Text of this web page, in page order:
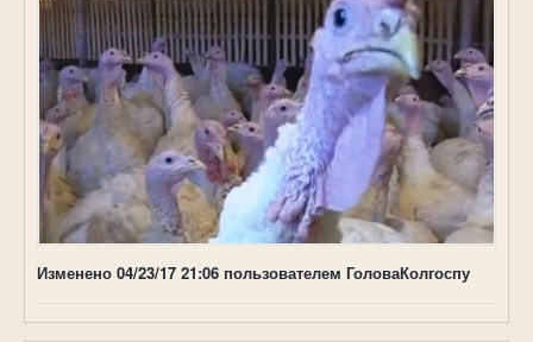
Изменено 04/23/17 21:06 пользователем ГоловаКолгоспу